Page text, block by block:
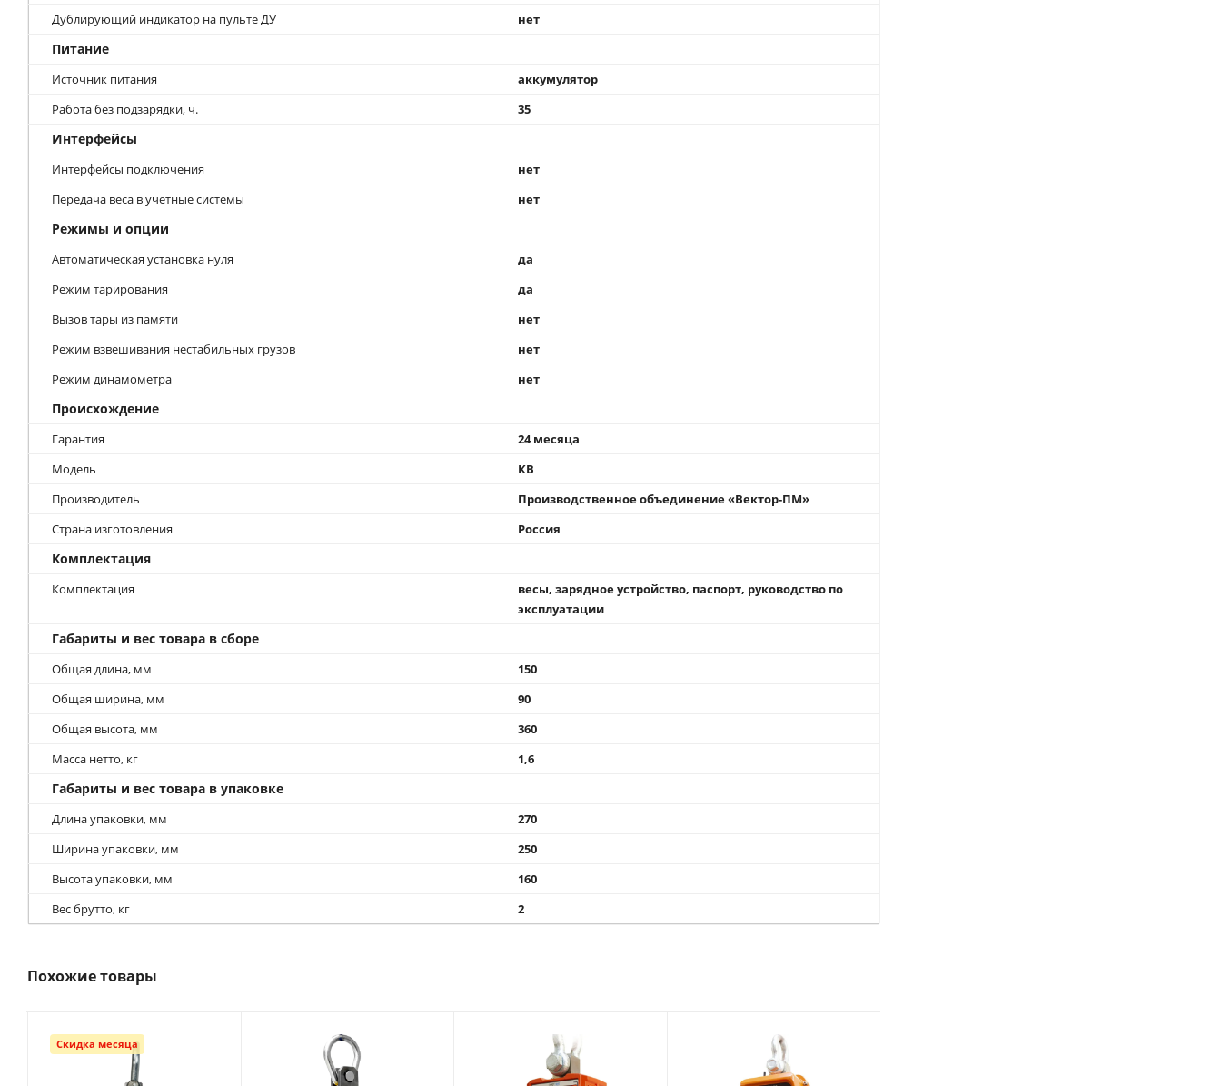
Дублирующий индикатор на пульте ДУ
нет
Питание
Источник питания
аккумулятор
Работа без подзарядки, ч.
35
Интерфейсы
Интерфейсы подключения
нет
Передача веса в учетные системы
нет
Режимы и опции
Автоматическая установка нуля
да
Режим тарирования
да
Вызов тары из памяти
нет
Режим взвешивания нестабильных грузов
нет
Режим динамометра
нет
Происхождение
Гарантия
24 месяца
Модель
КВ
Производитель
Производственное объединение «Вектор-ПМ»
Страна изготовления
Россия
Комплектация
Комплектация
весы, зарядное устройство, паспорт, руководство по
эксплуатации
Габариты и вес товара в сборе
Общая длина, мм
150
Общая ширина, мм
90
Общая высота, мм
360
Масса нетто, кг
1,6
Габариты и вес товара в упаковке
Длина упаковки, мм
270
Ширина упаковки, мм
250
Высота упаковки, мм
160
Вес брутто, кг
2
Похожие товары
Скидка месяца